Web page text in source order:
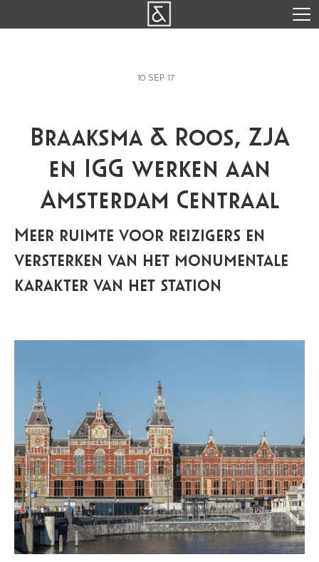
10 SEP 17
Braaksma & Roos, ZJA
en IGG werken aan
Amsterdam Centraal
Meer ruimte voor reizigers en
versterken van het monumentale
karakter van het station